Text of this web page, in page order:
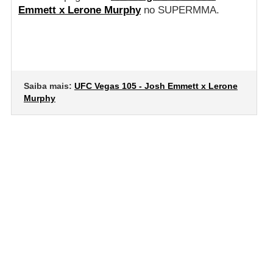
Emmett x Lerone Murphyno SUPERMMA.
Saiba mais: UFC Vegas 105 - Josh Emmett x Lerone
Murphy